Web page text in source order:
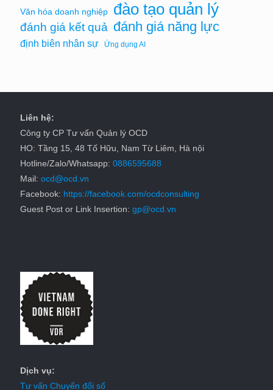
Văn hóa doanh nghiệp đào tạo quản lý
đánh giá kết quả đánh giá năng lực
định biên nhân sự Ứng dụng AI
Liên hệ:
Công ty CP Tư vấn Quản lý OCD
HO: Tầng 15, 48 Tố Hữu, Nam Từ Liêm, Hà nội
Hotline/Zalo/Whatsapp: 0886595688
Mail: ocd@ocd.vn
Facebook: https://facebook.com/ocdconsulting
Guest Post or Link Insertion: gp@ocd.vn
Dịch vụ:
Tư vấn Chuyển đổi số